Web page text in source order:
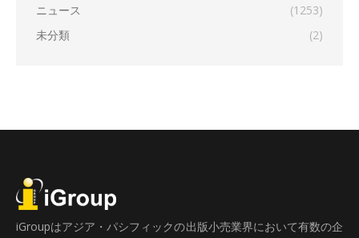
ニュース
(1253)
未分類
(2)
iGroupはアジア・パシフィックの出版小売業界において有数の企